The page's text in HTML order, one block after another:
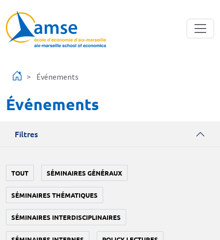
Événements
Événements
Filtres
TOUT SÉMINAIRES GÉNÉRAUX
SÉMINAIRES THÉMATIQUES
SÉMINAIRES INTERDISCIPLINAIRES